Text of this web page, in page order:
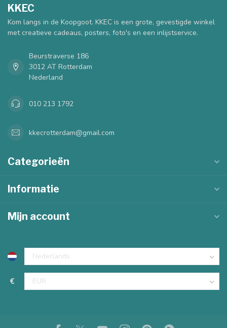
KKEC
Kom langs in de Koopgoot. KKEC is een grote, gevestigde winkel
met creatieve cadeaus, posters, foto's en een inlijstservice.
Beurstraverse 186
3012 AT Rotterdam
Nederland
010 213 1792
kkecrotterdam@gmail.com
Categorieën
Informatie
Mijn account
€